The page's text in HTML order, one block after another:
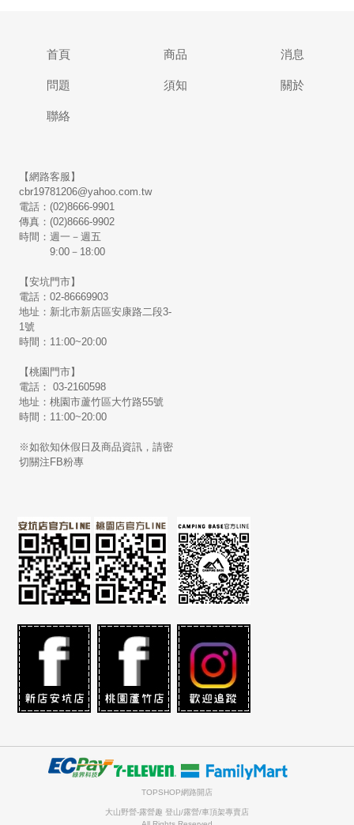
首頁 商品 消息
問題 須知 關於
聯絡
【網路客服】
cbr19781206@yahoo.com.tw
電話：(02)8666-9901
傳真：(02)8666-9902
時間：週一－週五
9:00－18:00
【安坑門市】
電話：02-86669903
地址：新北市新店區安康路二段3-
1號
時間：11:00~20:00
【桃園門市】
電話： 03-2160598
地址：桃園市蘆竹區大竹路55號
時間：11:00~20:00
※如欲知休假日及商品資訊，請密
切關注FB粉專
TOPSHOP網路開店
大山野營-露營趣 登山/露營/車頂架專賣店